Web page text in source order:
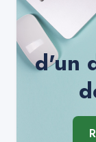
d'un